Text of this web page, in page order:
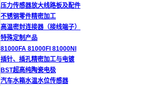
压力传感器放大线路板及配件
不锈钢零件精密加工
高温密封连接器（接线端子）
特殊定制产品
81000FA 81000FI 81000NI
插针、插孔精密加工与电镀
BST超高纯陶瓷电极
汽车水箱水温水位传感器